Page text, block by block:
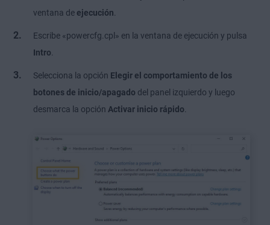
ventana de ejecución
Escribe «powercfg.cpl» en la ventana de ejecución y pulsa
Intro
Selecciona la opción Elegir el comportamiento de los
botones de inicio/apagado del panel izquierdo y luego
desmarca la opción Activar inicio rápido